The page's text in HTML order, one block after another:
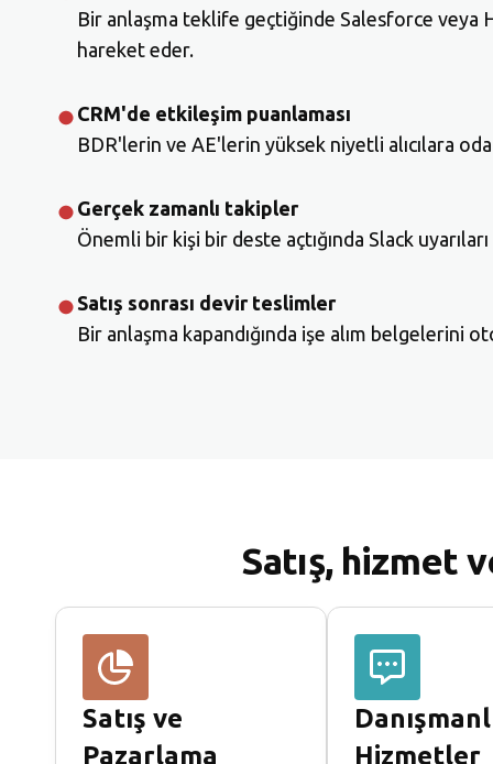
Bir anlaşma teklife geçtiğinde Salesforce veya
hareket eder.
CRM'de etkileşim puanlaması
BDR'lerin ve AE'lerin yüksek niyetli alıcılara
Gerçek zamanlı takipler
Önemli bir kişi bir deste açtığında Slack
Satış sonrası devir teslimler
Bir anlaşma kapandığında işe alım
Satış, hizmet
Satış ve
Pazarlama
Hizmetler